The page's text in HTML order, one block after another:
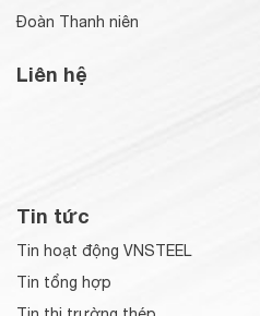
Đoàn Thanh niên
Liên hệ
Tin tức
Tin hoạt động VNSTEEL
Tin tổng hợp